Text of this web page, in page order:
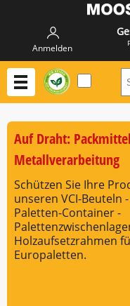
Anmelden
Auf Draht:
Metallverarbeitung
Schützen Sie Ihre
unseren VCI-Beuteln
Paletten-Container -
Holzaufsetzrahmen
Europaletten.